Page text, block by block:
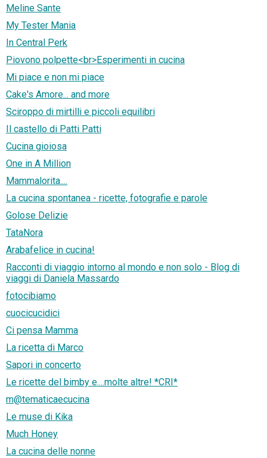
Meline Sante
My Tester Mania
In Central Perk
Piovono polpette<br>Esperimenti in cucina
Mi piace e non mi piace
Cake's Amore... and more
Sciroppo di mirtilli e piccoli equilibri
Il castello di Patti Patti
Cucina gioiosa
One in A Million
Mammalorita....
La cucina spontanea - ricette, fotografie e parole
Golose Delizie
TataNora
Arabafelice in cucina!
Racconti di viaggio intorno al mondo e non solo - Blog di
viaggi di Daniela Massardo
fotocibiamo
cuocicucidici
Ci pensa Mamma
La ricetta di Marco
Sapori in concerto
Le ricette del bimby e....molte altre! *CRI*
m@tematicaecucina
Le muse di Kika
Much Honey
La cucina delle nonne